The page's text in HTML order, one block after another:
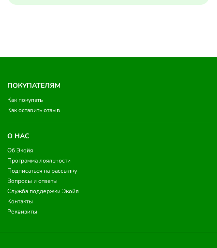
ПОКУПАТЕЛЯМ
Как покупать
Как оставить отзыв
О НАС
Об Экойя
Программа лояльности
Подписаться на рассылку
Вопросы и ответы
Служба поддержки Экойя
Контакты
Реквизиты